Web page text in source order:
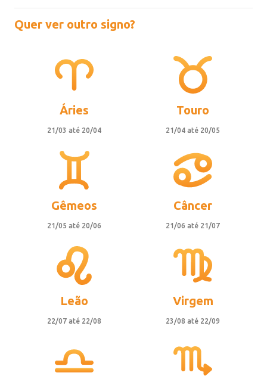
Quer ver outro signo?
Áries
21/03 até 20/04
Touro
21/04 até 20/05
Gêmeos
21/05 até 20/06
Câncer
21/06 até 21/07
Leão
22/07 até 22/08
Virgem
23/08 até 22/09